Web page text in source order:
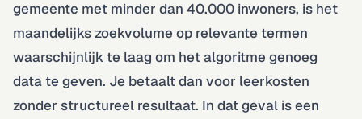
gemeente met minder dan 40.000 inwoners, is het
maandelijks zoekvolume op relevante termen
waarschijnlijk te laag om het algoritme genoeg
data te geven. Je betaalt dan voor leerkosten
zonder structureel resultaat. In dat geval is een